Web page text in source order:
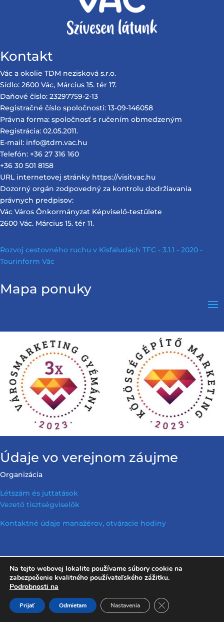
Kontakt
Vác a okolie TDM nezisková s.r.o.
Sídlo: 2600 Vác, Március 15. tér 17.
Daňové číslo: 23297759-2-13
Registračné číslo spoločnosti: 13-09-146058
Právna forma: spoločnosť s ručením obmedzeným
Registrácia: 02.05.2011.
E-mail: info@tdm.vac.hu
Telefón: +36 27 316 160
+36 30 501 8158
URL internetovej stránky https://visitvac.hu
Dozorný orgán zodpovedný za kontrolu dodržiavania
právnych predpisov:
Vác Város Önkormányzat Képviselő-testülete
2600 Vác. Március 15. tér 11.
Rozvoj cestovného ruchu v Kisfaludách TFC - 3.1.1 - 2020 -
Tourinform Vác
Mapa ponuky
Údaje vo verejnom záujme
Organizácia
Létszám és juttatások
Vezető tisztségviselők
Kontaktné údaje manažérov, otváracie hodiny
Informácie o činnostiach a operáciách
spoločnosti
Stanovy spoločnostiInformácie voverejnom
záujme
Na tejto webovej lokalite používame súbory cookie na
zabezpečenie kvalitného používateľského zážitku.
Podrobnosti na
Prijať Odmietam Nastavenia Zatvoriť banner